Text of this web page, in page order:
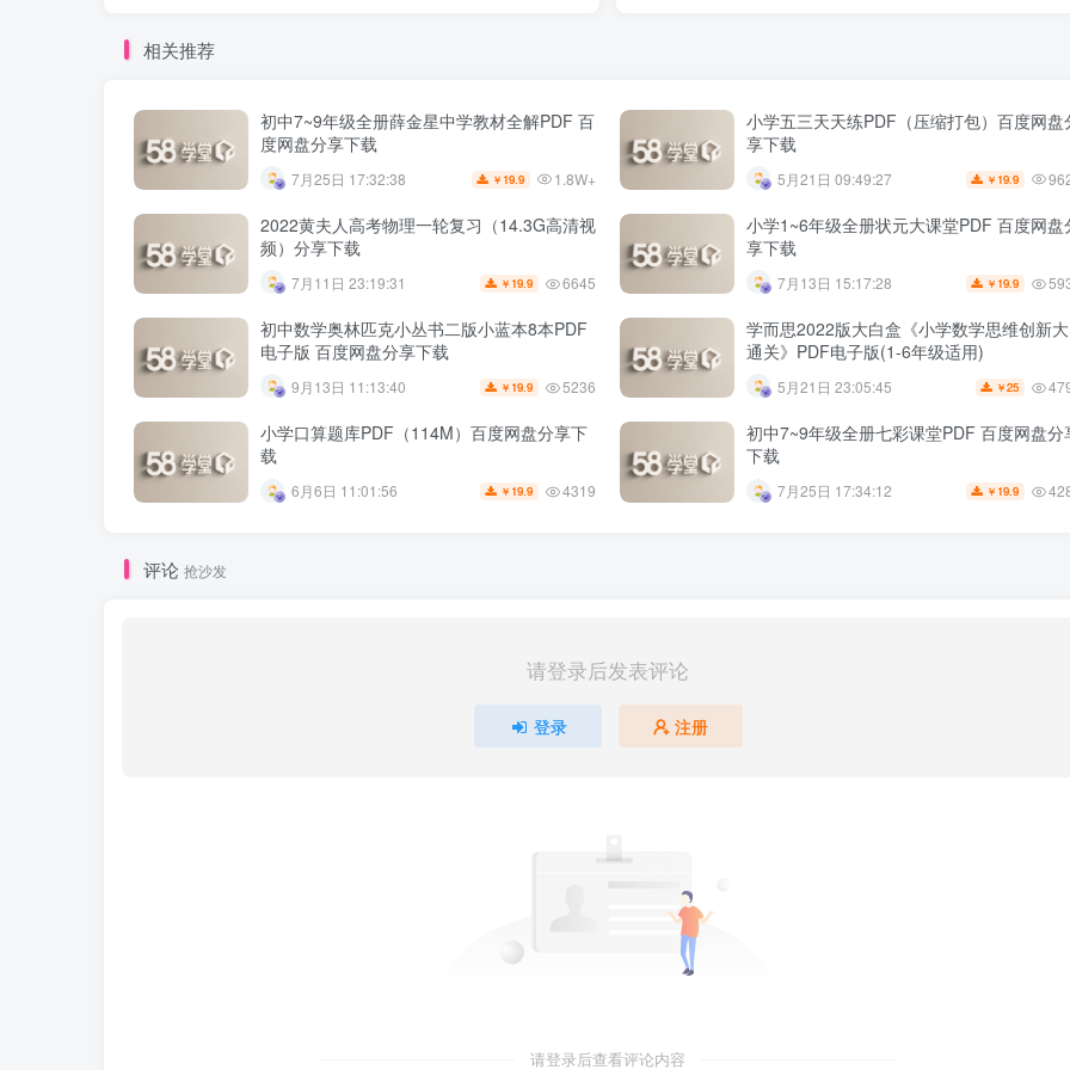
相关推荐
初中7~9年级全册薛金星中学教材全解PDF 百
度网盘分享下载
7月25日 17:32:38 ￥ 19.9 1.8W+
小学五三天天练PDF（压缩打包）百度网盘
享下载
5月21日 09:49:27 ￥ 19.9
2022黄夫人高考物理一轮复习（14.3G高清视
频）分享下载
7月11日 23:19:31 ￥ 19.9 6645
小学1~6年级全册状元大课堂PDF 百度网盘
享下载
7月13日 15:17:28 ￥ 19.9
初中数学奥林匹克小丛书二版小蓝本8本PDF
电子版 百度网盘分享下载
9月13日 11:13:40 ￥ 19.9 5236
学而思2022版大白盒《小学数学思维创新大
通关》PDF电子版(1-6年级适用)
5月21日 23:05:45 ￥25
小学口算题库PDF（114M）百度网盘分享下
载
6月6日 11:01:56 ￥ 19.9 4319
初中7~9年级全册七彩课堂PDF 百度网盘分
下载
7月25日 17:34:12 ￥ 19.9
评论 抢沙发
请登录后发表评论
登录 注册
请登录后查看评论内容